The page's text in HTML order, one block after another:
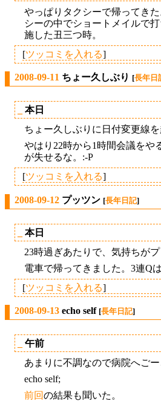
やっぱりタクシーで帰ってき
シーの中でショートメイルで
施した丑三つ時。
[ツッコミを入れる]
2008-09-11 ちょー久しぶり [長年日
本日
ちょー久しぶりに日付変更線を
やはり22時から1時間会議をや
が失せるな。:-P
[ツッコミを入れる]
2008-09-12 プッツン [長年日記]
本日
23時過ぎあたりで、気持ちがプ
電車で帰ってきました。3連Q
[ツッコミを入れる]
2008-09-13 echo self [長年日記]
午前
あまりに不調なので病院へごー
echo self;
前回の結果も聞いた。